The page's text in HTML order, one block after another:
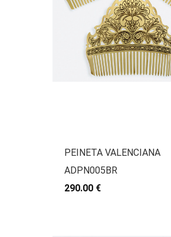
PEINETA VALENCIANA
ADPN005BR
290.00 €